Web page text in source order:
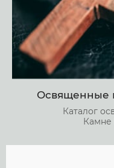
Освященные
Каталог
Камне